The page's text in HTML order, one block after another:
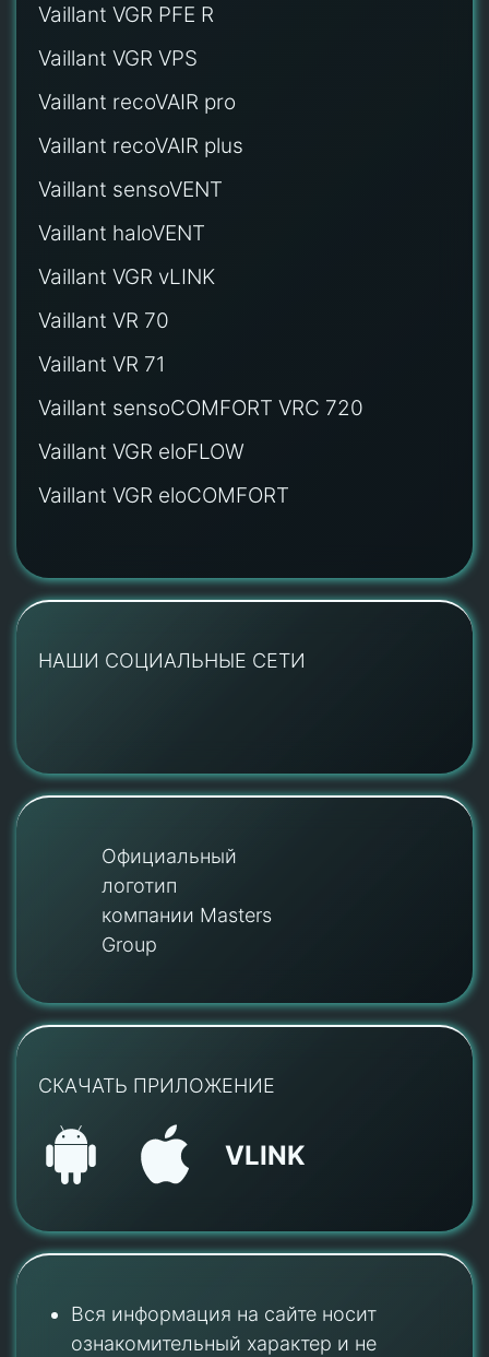
Vaillant VGR PFE R
Vaillant VGR VPS
Vaillant recoVAIR pro
Vaillant recoVAIR plus
Vaillant sensoVENT
Vaillant haloVENT
Vaillant VGR vLINK
Vaillant VR 70
Vaillant VR 71
Vaillant sensoCOMFORT VRC 720
Vaillant VGR eloFLOW
Vaillant VGR eloCOMFORT
НАШИ СОЦИАЛЬНЫЕ СЕТИ
Официальный
логотип
компании Masters
Group
СКАЧАТЬ ПРИЛОЖЕНИЕ
VLINK
Вся информация на сайте носит
ознакомительный характер и не